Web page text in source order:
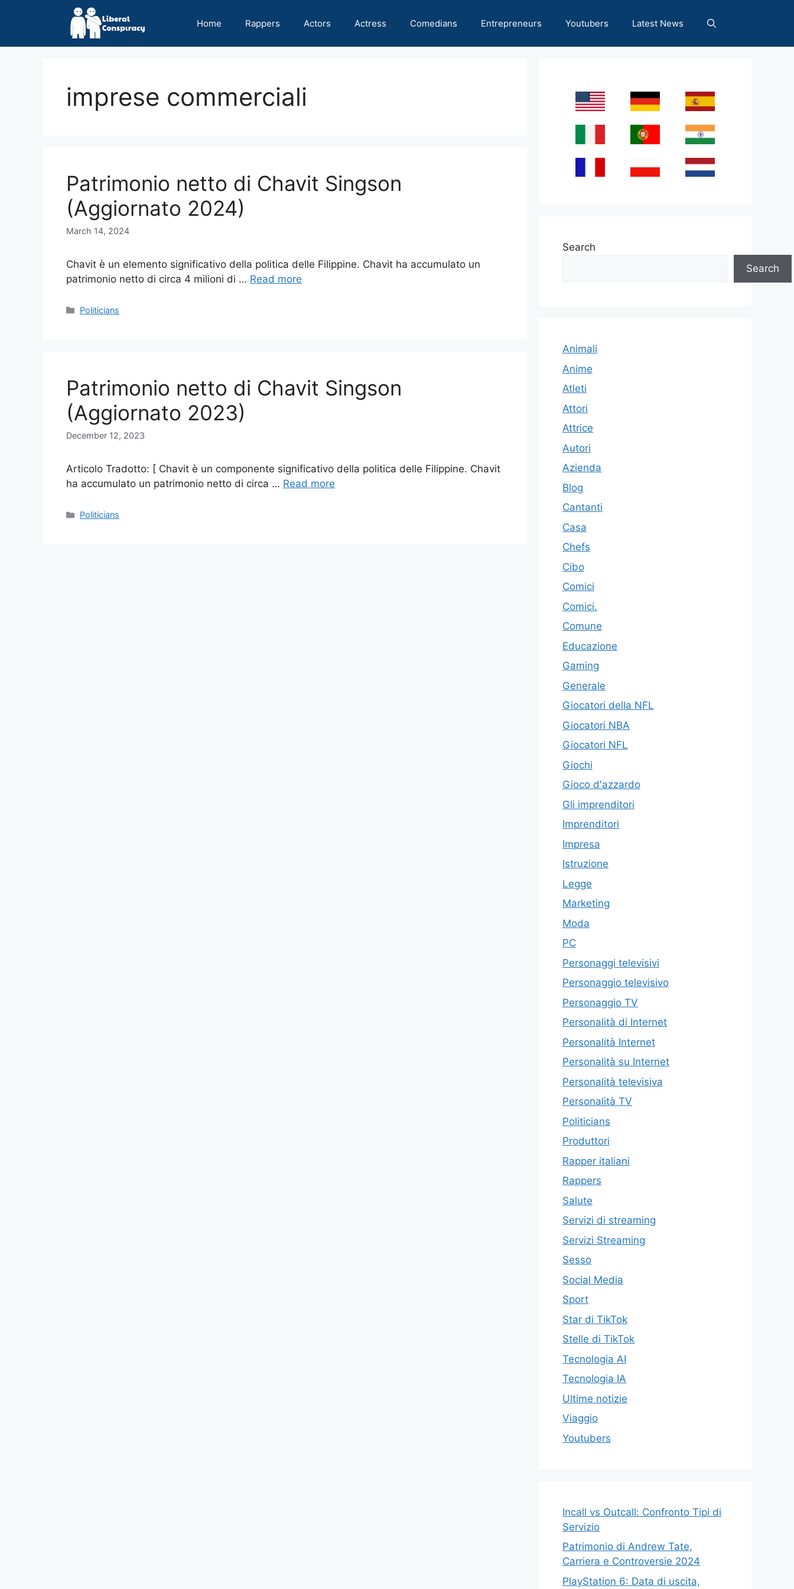
Home Rappers Actors Actress Comedians Entrepreneurs Youtubers Latest News
imprese commerciali
Patrimonio netto di Chavit Singson
(Aggiornato 2024)
March 14, 2024
Chavit è un elemento significativo della politica delle Filippine. Chavit ha accumulato un
patrimonio netto di circa 4 milioni di … Read more
Categories
Politicians
Patrimonio netto di Chavit Singson
(Aggiornato 2023)
December 12, 2023
Articolo Tradotto: [ Chavit è un componente significativo della politica delle Filippine. Chavit
ha accumulato un patrimonio netto di circa … Read more
Categories
Politicians
Search
Search
Animali
Anime
Atleti
Attori
Attrice
Autori
Azienda
Blog
Cantanti
Casa
Chefs
Cibo
Comici
Comici.
Comune
Educazione
Gaming
Generale
Giocatori della NFL
Giocatori NBA
Giocatori NFL
Giochi
Gioco d'azzardo
Gli imprenditori
Imprenditori
Impresa
Istruzione
Legge
Marketing
Moda
PC
Personaggi televisivi
Personaggio televisivo
Personaggio TV
Personalità di Internet
Personalità Internet
Personalità su Internet
Personalità televisiva
Personalità TV
Politicians
Produttori
Rapper italiani
Rappers
Salute
Servizi di streaming
Servizi Streaming
Sesso
Social Media
Sport
Star di TikTok
Stelle di TikTok
Tecnologia AI
Tecnologia IA
Ultime notizie
Viaggio
Youtubers
Incall vs Outcall: Confronto Tipi di
Servizio
Patrimonio di Andrew Tate,
Carriera e Controversie 2024
PlayStation 6: Data di uscita,